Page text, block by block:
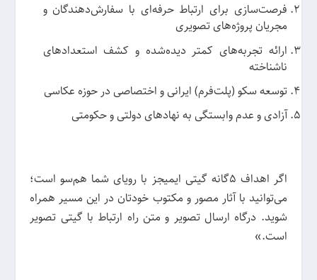
فرصت‌سازی برای ارتباط حرفه‌ای با سفارش‌دهندگان و
مجریان پروژه‌های تصویری
ارائه تجربه‌های کمتر دیده‌شده و کشف استعدادهای
ناشناخته
توسعه سکو (پلت‌فرم) ایرانی و اختصاصی در حوزه عکاسی
آزادی و عدم وابستگی به نهادهای دولتی و حکومتی
اگر اهداف ۵گانه گیتی ایمیجز با رویای شما هم‌سو است؛
می‌توانید با آثار مصور و مکتوب خودتان در این مسیر همراه
شوید. درگاه ارسال تصویر و متن راه ارتباط با گیتی تصویر
است.»